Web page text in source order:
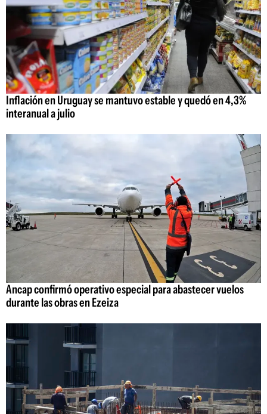
Inflación en Uruguay se mantuvo estable y quedó en 4,3%
interanual a julio
Ancap confirmó operativo especial para abastecer vuelos
durante las obras en Ezeiza